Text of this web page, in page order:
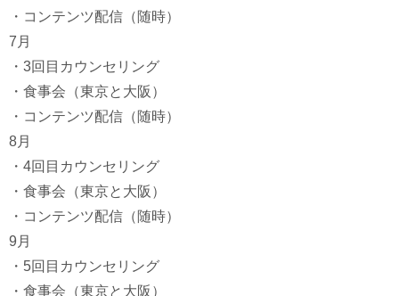
・コンテンツ配信（随時）
7月
・3回目カウンセリング
・食事会（東京と大阪）
・コンテンツ配信（随時）
8月
・4回目カウンセリング
・食事会（東京と大阪）
・コンテンツ配信（随時）
9月
・5回目カウンセリング
・食事会（東京と大阪）